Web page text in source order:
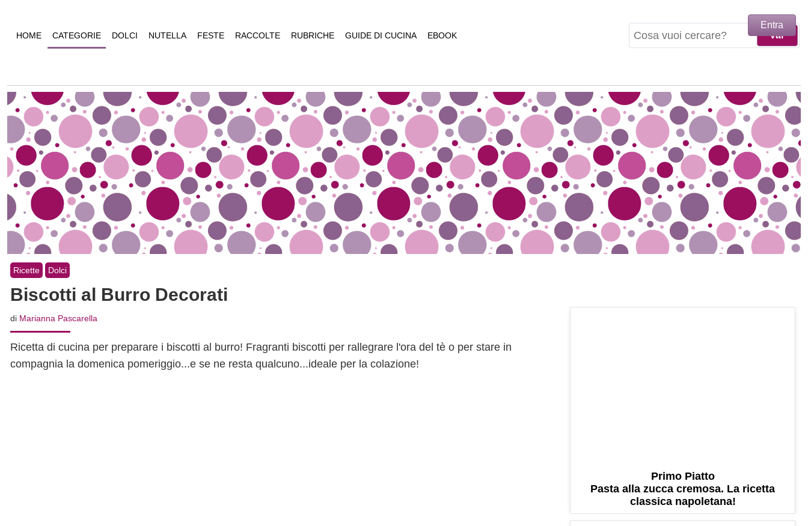
HOME CATEGORIE DOLCI NUTELLA FESTE RACCOLTE RUBRICHE GUIDE DI CUCINA EBOOK
Ricette Dolci
Biscotti al Burro Decorati
di Marianna Pascarella
Ricetta di cucina per preparare i biscotti al burro! Fragranti biscotti per rallegrare l'ora del tè o per stare in
compagnia la domenica pomeriggio...e se ne resta qualcuno...ideale per la colazione!
Primo Piatto
Pasta alla zucca cremosa. La ricetta
classica napoletana!
Entra